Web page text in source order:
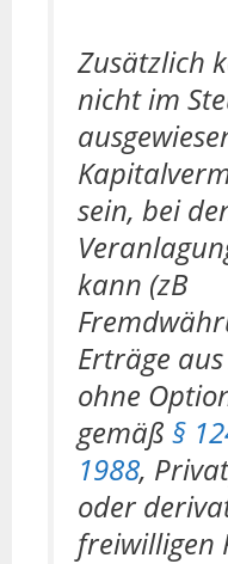
Zusätzlich
nicht im
sein, bei
kann (zB
Erträge
ohne
gemäß §
1988,
oder
freiwilligen